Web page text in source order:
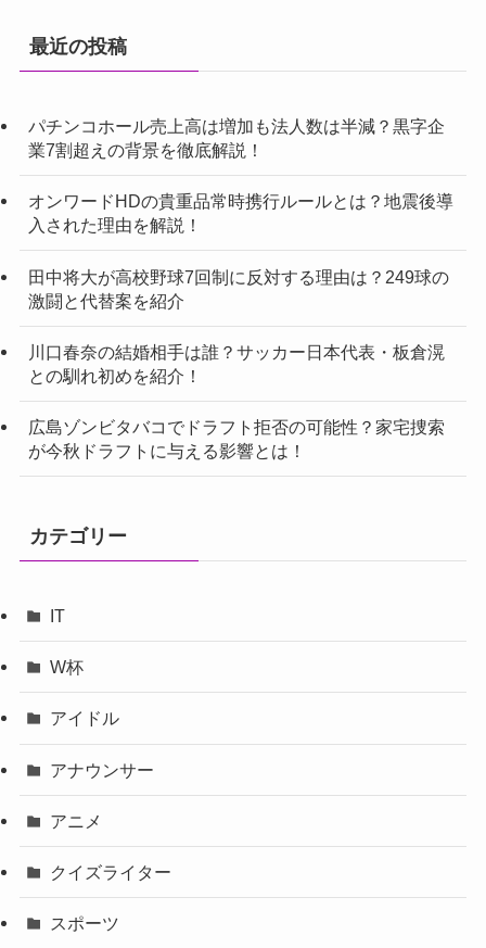
最近の投稿
パチンコホール売上高は増加も法人数は半減？黒字企
業7割超えの背景を徹底解説！
オンワードHDの貴重品常時携行ルールとは？地震後導
入された理由を解説！
田中将大が高校野球7回制に反対する理由は？249球の
激闘と代替案を紹介
川口春奈の結婚相手は誰？サッカー日本代表・板倉滉
との馴れ初めを紹介！
広島ゾンビタバコでドラフト拒否の可能性？家宅捜索
が今秋ドラフトに与える影響とは！
カテゴリー
IT
W杯
アイドル
アナウンサー
アニメ
クイズライター
スポーツ